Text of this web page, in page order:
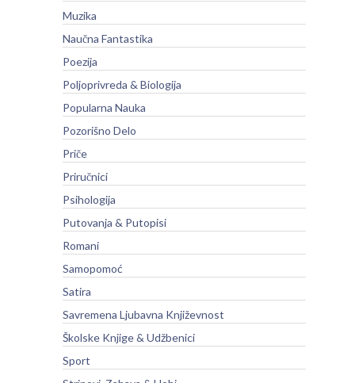
Muzika
Naučna Fantastika
Poezija
Poljoprivreda & Biologija
Popularna Nauka
Pozorišno Delo
Priče
Priručnici
Psihologija
Putovanja & Putopisi
Romani
Samopomoć
Satira
Savremena Ljubavna Književnost
Školske Knjige & Udžbenici
Sport